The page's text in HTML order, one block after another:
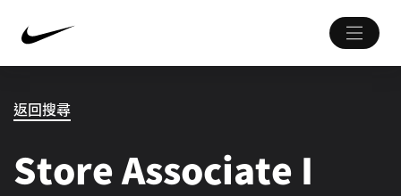
返回搜尋
Store Associate I